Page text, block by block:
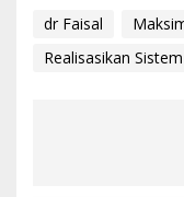
dr Faisal
Realisasikan Sistem